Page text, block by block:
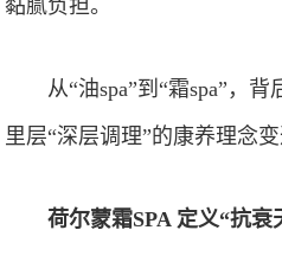
黏腻负担。
从“油spa”到“霜spa”，
里层“深层调理”的康养理念变
荷尔蒙霜SPA 定义“抗